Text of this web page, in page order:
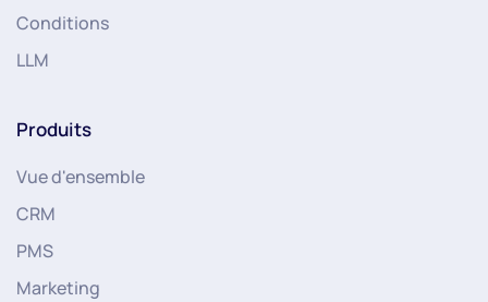
Conditions
LLM
Produits
Vue d'ensemble
CRM
PMS
Marketing